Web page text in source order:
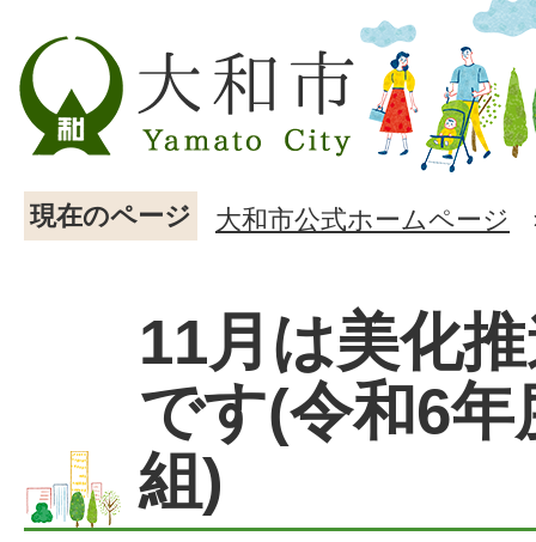
現在のページ 大和市公式ホームページ
11月は美化
です(令和6年
組)